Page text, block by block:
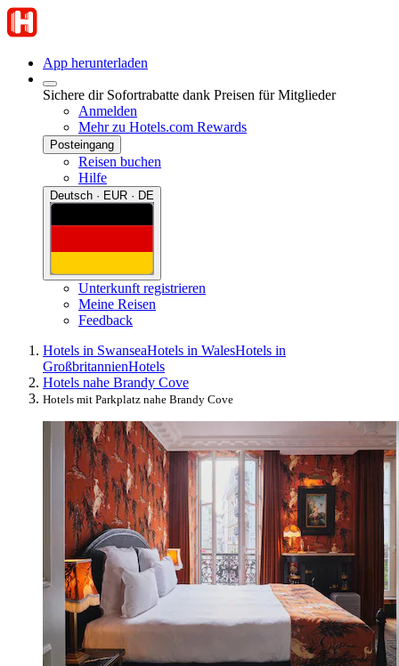
App herunterladen
Sichere dir Sofortrabatte dank Preisen für Mitglieder
Anmelden
Mehr zu Hotels.com Rewards
Posteingang
Reisen buchen
Hilfe
Deutsch · EUR · DE
Unterkunft registrieren
Meine Reisen
Feedback
Hotels in SwanseaHotels in WalesHotels in
GroßbritannienHotels
Hotels nahe Brandy Cove
Hotels mit Parkplatz nahe Brandy Cove